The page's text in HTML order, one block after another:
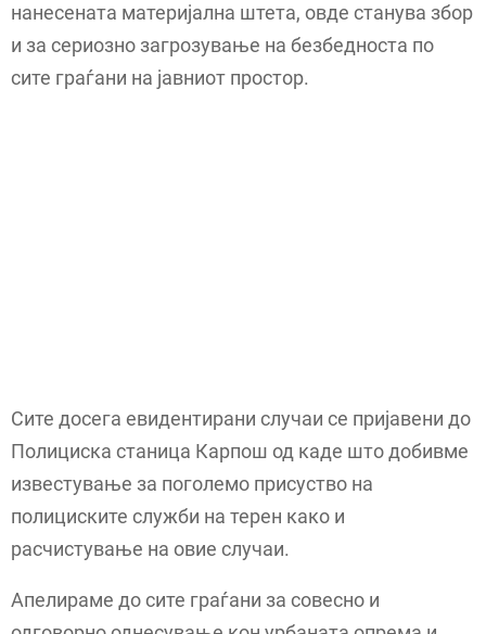
нанесената материјална штета, овде станува збор
и за сериозно загрозување на безбедноста по
сите граѓани на јавниот простор.
Сите досега евидентирани случаи се пријавени до
Полициска станица Карпош од каде што добивме
известување за поголемо присуство на
полициските служби на терен како и
расчистување на овие случаи.
Апелираме до сите граѓани за совесно и